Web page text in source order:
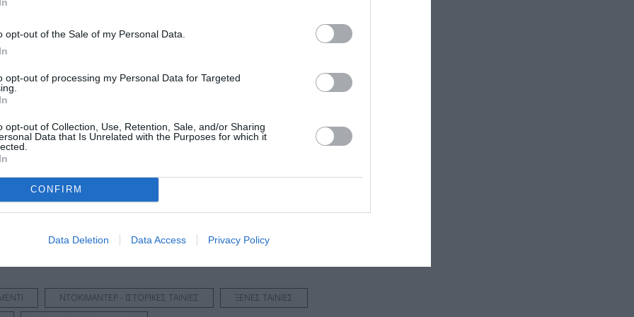
opt-out of the Sale of my Personal Data.
opt-out of processing my Personal Data for Targeted
opt-out of Collection, Use, Retention, Sale, and/or Sharing
Data that Is Unrelated with the Purposes for which it
CONFIRM
Data Deletion Data Access Privacy Policy
από το COSMOTE CINEMA 2. Το πρώτο εξετάζει τις αιτίες πίσω
δεύτερο ερευνά το φαινόμενο του Ozempic, παρουσιάζοντας τις
του στην καθημερινότητα των ανθρώπων και σε
και η βιομηχανία τροφίμων.
αμέσως μετά την προβολή τους, στα κανάλια της COSMOTE TV,
συνδρομητές απολαμβάνουν πρόσβαση σε πάνω από 12.000 τίτλους,
διασκέδαση για όλα τα γούστα.
πρώτοι όλες τις ειδήσεις
στοCulturenow.gr
ΝΤΟΚΙΜΑΝΤΕΡ - ΙΣΤΟΡΙΚΕΣ ΤΑΙΝΙΕΣ
ΞΕΝΕΣ ΤΑΙΝΙΕΣ